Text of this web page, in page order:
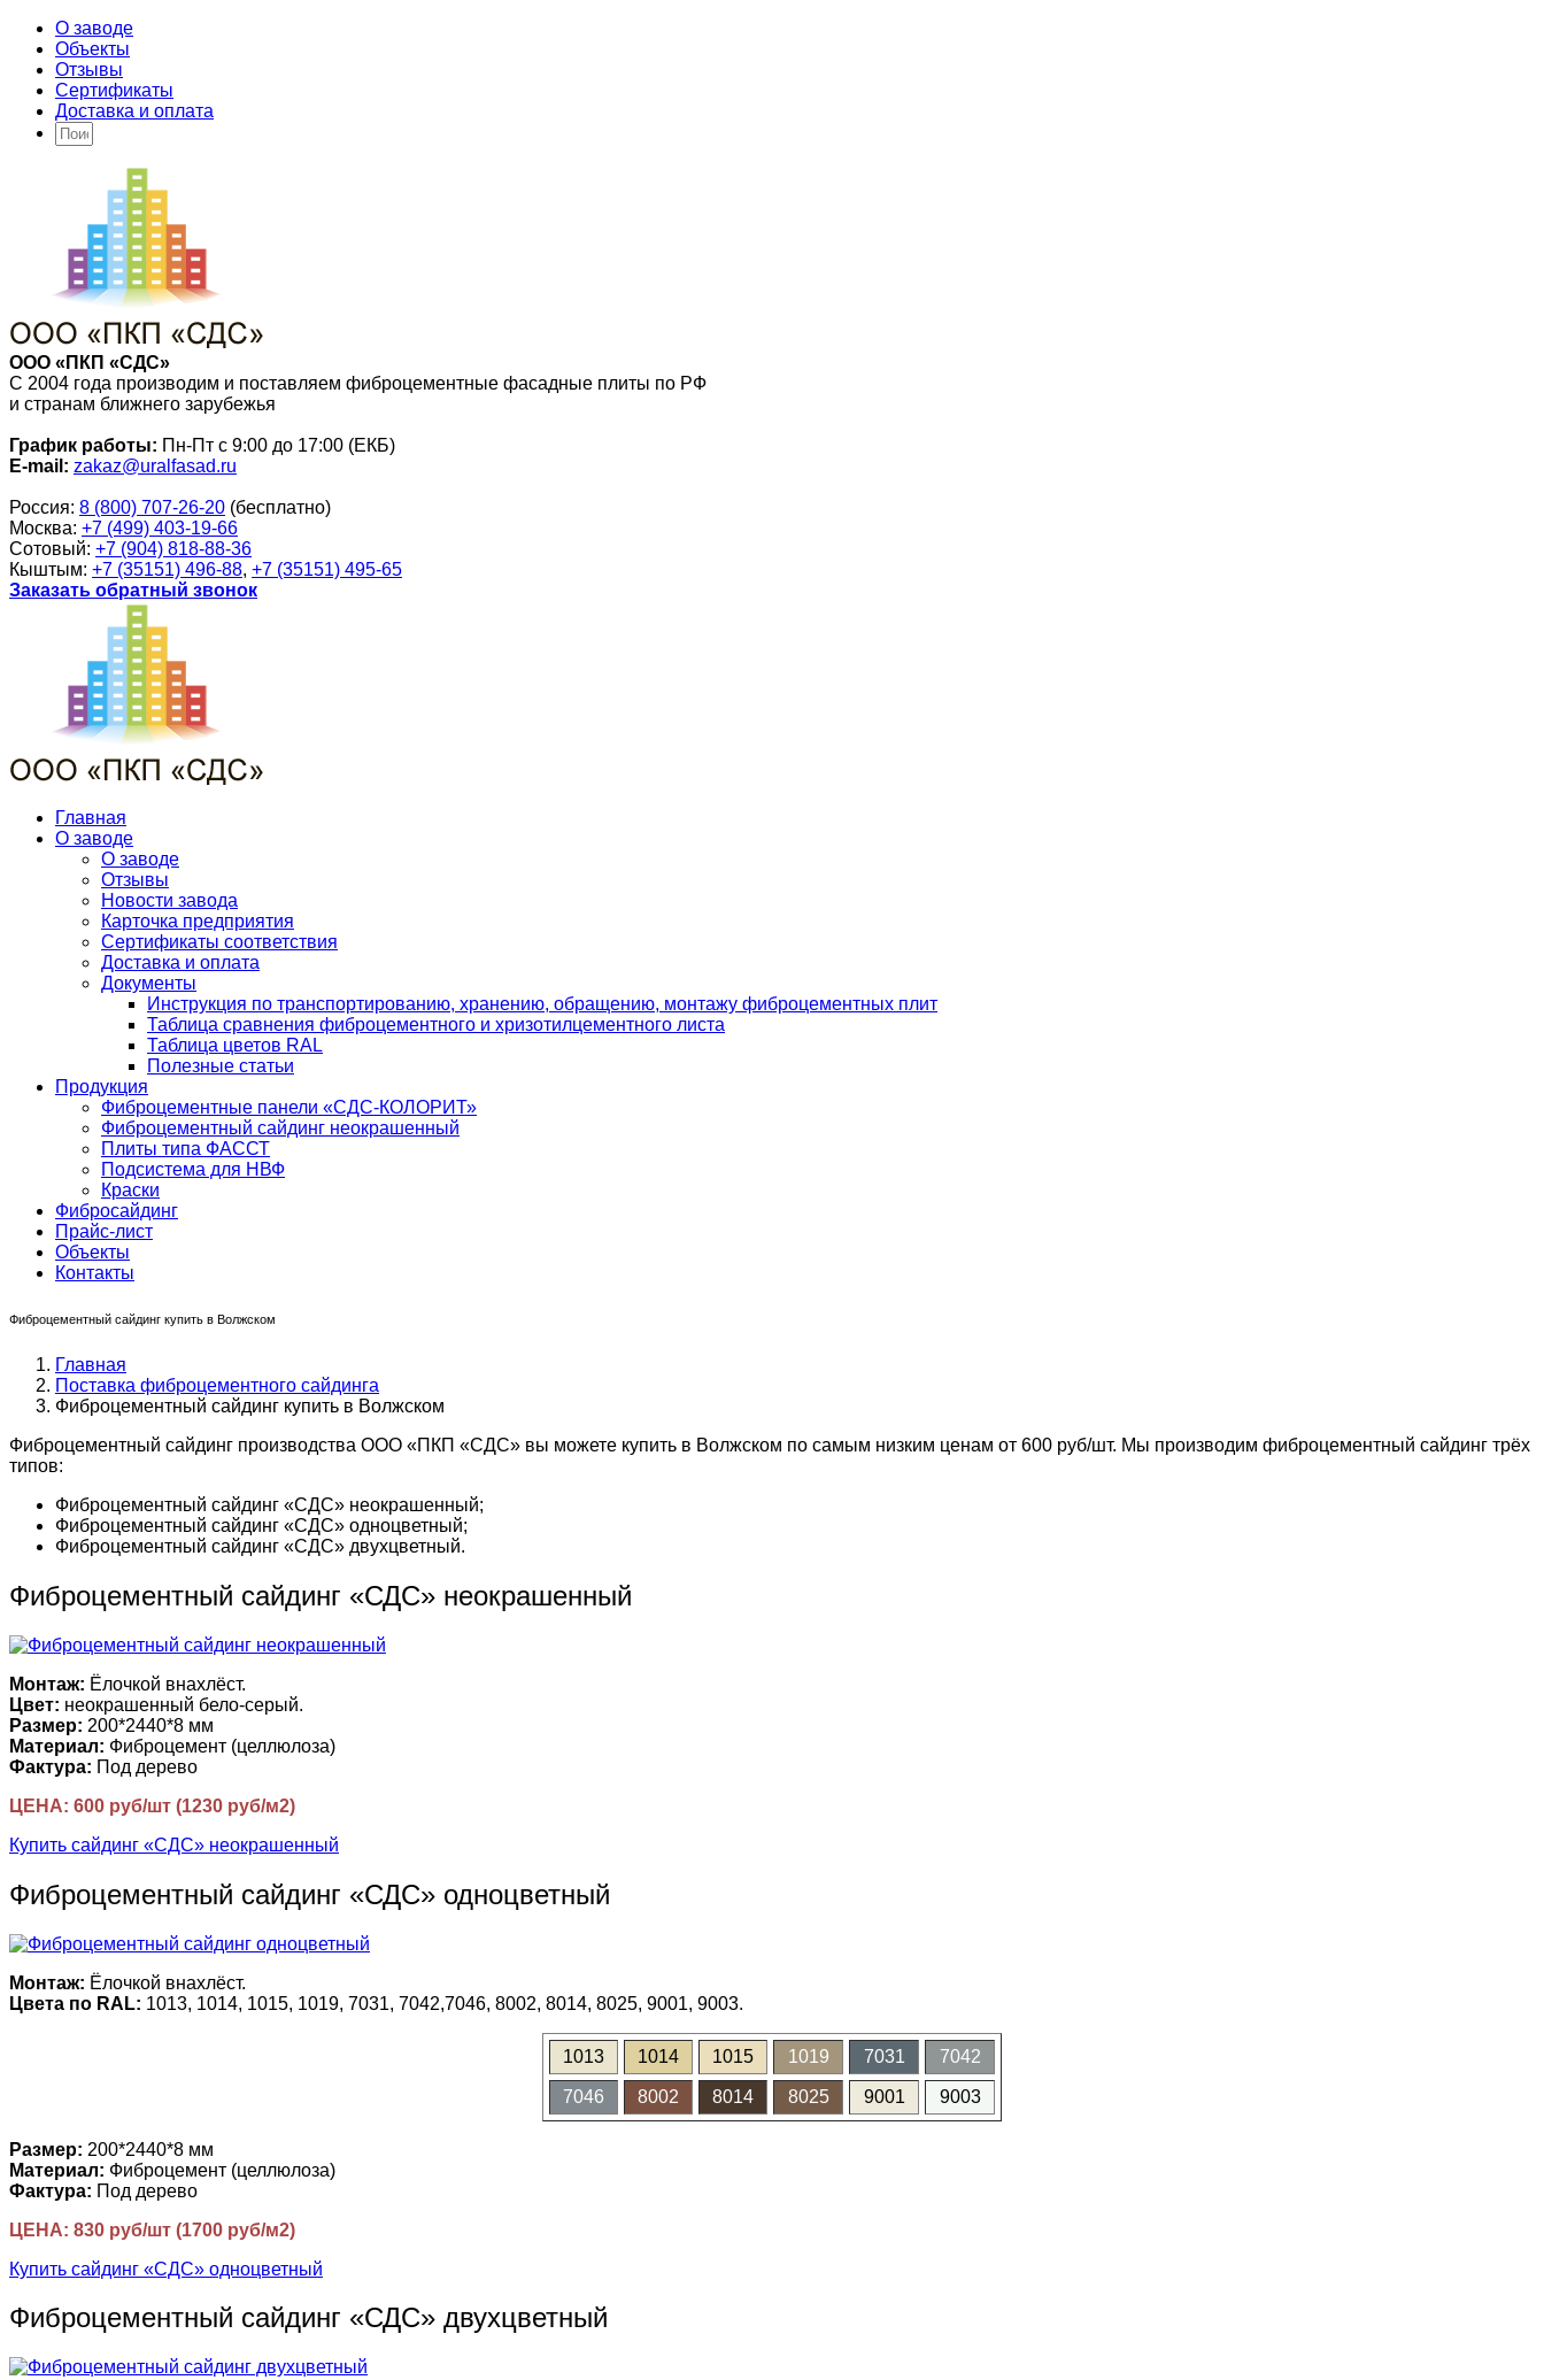
О заводе
Объекты
Отзывы
Сертификаты
Доставка и оплата
ООО «ПКП «СДС»
С 2004 года производим и поставляем фиброцементные фасадные плиты по РФ
и странам ближнего зарубежья
График работы: Пн-Пт с 9:00 до 17:00 (ЕКБ)
E-mail: zakaz@uralfasad.ru
Россия: 8 (800) 707-26-20 (бесплатно)
Москва: +7 (499) 403-19-66
Сотовый: +7 (904) 818-88-36
Кыштым: +7 (35151) 496-88, +7 (35151) 495-65
Заказать обратный звонок
Главная
О заводе
О заводе
Отзывы
Новости завода
Карточка предприятия
Сертификаты соответствия
Доставка и оплата
Документы
Инструкция по транспортированию, хранению, обращению, монтажу фиброцементных плит
Таблица сравнения фиброцементного и хризотилцементного листа
Таблица цветов RAL
Полезные статьи
Продукция
Фиброцементные панели «СДС-КОЛОРИТ»
Фиброцементный сайдинг неокрашенный
Плиты типа ФАССТ
Подсистема для НВФ
Краски
Фибросайдинг
Прайс-лист
Объекты
Контакты
Фиброцементный сайдинг купить в Волжском
Главная
Поставка фиброцементного сайдинга
Фиброцементный сайдинг купить в Волжском
Фиброцементный сайдинг производства ООО «ПКП «СДС» вы можете купить в Волжском по самым низким ценам от 600 руб/шт. Мы производим фиброцементный сайдинг трёх
типов:
Фиброцементный сайдинг «СДС» неокрашенный;
Фиброцементный сайдинг «СДС» одноцветный;
Фиброцементный сайдинг «СДС» двухцветный.
Фиброцементный сайдинг «СДС» неокрашенный
Монтаж: Ёлочкой внахлёст.
Цвет: неокрашенный бело-серый.
Размер: 200*2440*8 мм
Материал: Фиброцемент (целлюлоза)
Фактура: Под дерево
ЦЕНА: 600 руб/шт (1230 руб/м2)
Купить сайдинг «СДС» неокрашенный
Фиброцементный сайдинг «СДС» одноцветный
Монтаж: Ёлочкой внахлёст.
Цвета по RAL: 1013, 1014, 1015, 1019, 7031, 7042,7046, 8002, 8014, 8025, 9001, 9003.
1013 1014 1015 1019 7031 7042
7046 8002 8014 8025 9001 9003
Размер: 200*2440*8 мм
Материал: Фиброцемент (целлюлоза)
Фактура: Под дерево
ЦЕНА: 830 руб/шт (1700 руб/м2)
Купить сайдинг «СДС» одноцветный
Фиброцементный сайдинг «СДС» двухцветный